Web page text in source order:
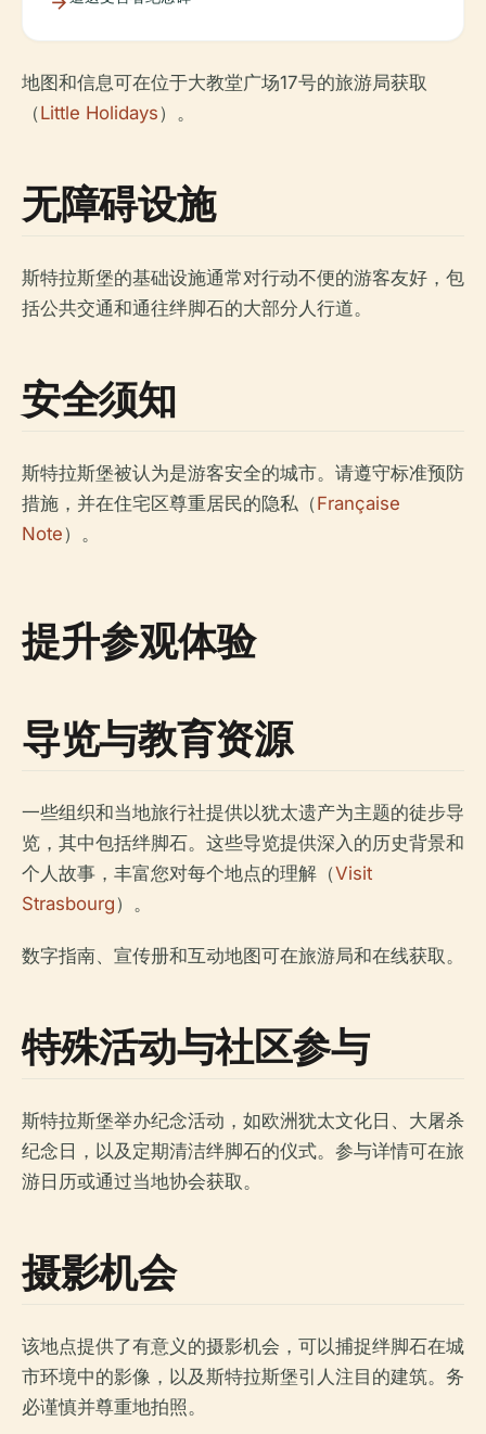
地图和信息可在位于大教堂广场17号的旅游局获取
（Little Holidays）。
无障碍设施
斯特拉斯堡的基础设施通常对行动不便的游客友好，包
括公共交通和通往绊脚石的大部分人行道。
安全须知
斯特拉斯堡被认为是游客安全的城市。请遵守标准预防
措施，并在住宅区尊重居民的隐私（Française
Note）。
提升参观体验
导览与教育资源
一些组织和当地旅行社提供以犹太遗产为主题的徒步导
览，其中包括绊脚石。这些导览提供深入的历史背景和
个人故事，丰富您对每个地点的理解（Visit
Strasbourg）。
数字指南、宣传册和互动地图可在旅游局和在线获取。
特殊活动与社区参与
斯特拉斯堡举办纪念活动，如欧洲犹太文化日、大屠杀
纪念日，以及定期清洁绊脚石的仪式。参与详情可在旅
游日历或通过当地协会获取。
摄影机会
该地点提供了有意义的摄影机会，可以捕捉绊脚石在城
市环境中的影像，以及斯特拉斯堡引人注目的建筑。务
必谨慎并尊重地拍照。